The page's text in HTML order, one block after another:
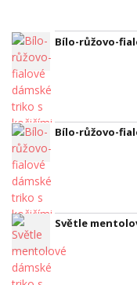
Bílo-růžovo-
Bílo-růžovo-
Světle